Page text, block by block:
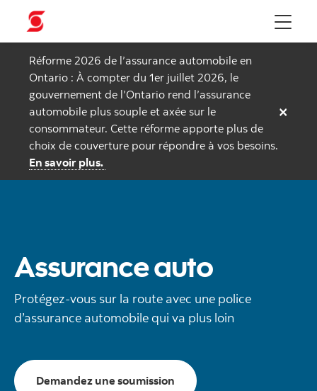
Menu
Réforme 2026 de l’assurance automobile en
Ontario : À compter du 1er juillet 2026, le
gouvernement de l’Ontario rend l’assurance
automobile plus souple et axée sur le
consommateur. Cette réforme apporte plus de
choix de couverture pour répondre à vos besoins.
En savoir plus.
×
Assurance auto
Protégez-vous sur la route avec une police
d’assurance automobile qui va plus loin
Demandez une soumission D'assurance auto ici